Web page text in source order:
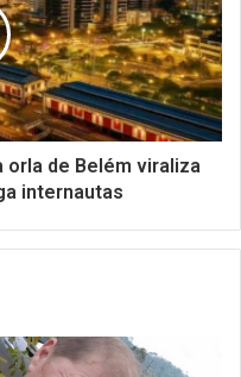
orla de Belém viraliza
internautas